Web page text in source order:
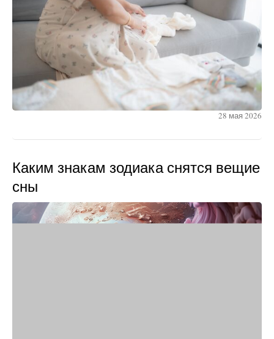
28 мая 2026
Каким знакам зодиака снятся вещие
сны